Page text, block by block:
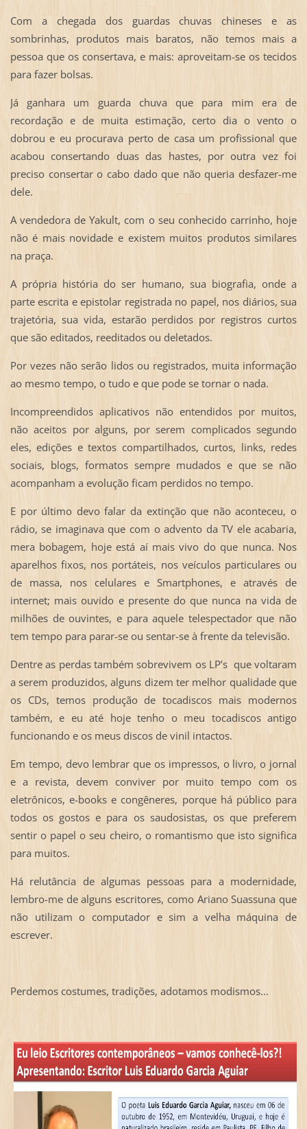
Com a chegada dos guardas chuvas chineses e as
sombrinhas, produtos mais baratos, não temos mais a
pessoa que os consertava, e mais: aproveitam-se os tecidos
para fazer bolsas.
Já ganhara um guarda chuva que para mim era de
recordação e de muita estimação, certo dia o vento o
dobrou e eu procurava perto de casa um profissional que
acabou consertando duas das hastes, por outra vez foi
preciso consertar o cabo dado que não queria desfazer-me
dele.
A vendedora de Yakult, com o seu conhecido carrinho, hoje
não é mais novidade e existem muitos produtos similares
na praça.
A própria história do ser humano, sua biografia, onde a
parte escrita e epistolar registrada no papel, nos diários, sua
trajetória, sua vida, estarão perdidos por registros curtos
que são editados, reeditados ou deletados.
Por vezes não serão lidos ou registrados, muita informação
ao mesmo tempo, o tudo e que pode se tornar o nada.
Incompreendidos aplicativos não entendidos por muitos,
não aceitos por alguns, por serem complicados segundo
eles, edições e textos compartilhados, curtos, links, redes
sociais, blogs, formatos sempre mudados e que se não
acompanham a evolução ficam perdidos no tempo.
E por último devo falar da extinção que não aconteceu, o
rádio, se imaginava que com o advento da TV ele acabaria,
mera bobagem, hoje está aí mais vivo do que nunca. Nos
aparelhos fixos, nos portáteis, nos veículos particulares ou
de massa, nos celulares e Smartphones, e através de
internet; mais ouvido e presente do que nunca na vida de
milhões de ouvintes, e para aquele telespectador que não
tem tempo para parar-se ou sentar-se à frente da televisão.
Dentre as perdas também sobrevivem os LP’s que voltaram
a serem produzidos, alguns dizem ter melhor qualidade que
os CDs, temos produção de tocadiscos mais modernos
também, e eu até hoje tenho o meu tocadiscos antigo
funcionando e os meus discos de vinil intactos.
Em tempo, devo lembrar que os impressos, o livro, o jornal
e a revista, devem conviver por muito tempo com os
eletrônicos, e-books e congêneres, porque há público para
todos os gostos e para os saudosistas, os que preferem
sentir o papel o seu cheiro, o romantismo que isto significa
para muitos.
Há relutância de algumas pessoas para a modernidade,
lembro-me de alguns escritores, como Ariano Suassuna que
não utilizam o computador e sim a velha máquina de
escrever.
Perdemos costumes, tradições, adotamos modismos...